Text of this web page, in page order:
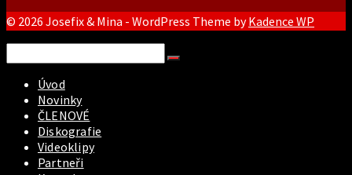
© 2026 Josefix & Mina - WordPress Theme byKadence WP
Úvod
Novinky
ČLENOVÉ
Diskografie
Videoklipy
Partneři